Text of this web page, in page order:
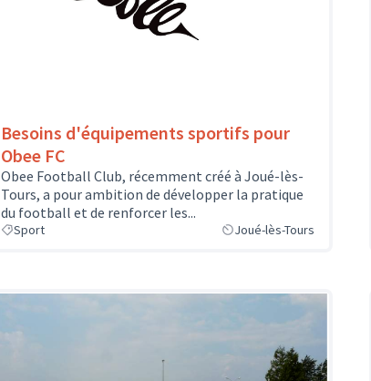
Besoins d'équipements sportifs pour
Obee FC
Obee Football Club, récemment créé à Joué-lès-
Tours, a pour ambition de développer la pratique
du football et de renforcer les...
Sport Joué-lès-Tours